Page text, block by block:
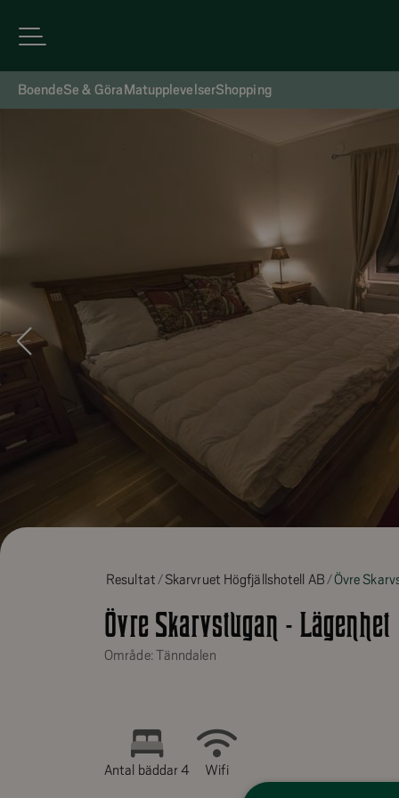
BoendeSe & GöraMatupplevelserShopping
Resultat Skarvruet Högfjällshotell AB Övre
Övre Skarvstugan - Lägenhet
Område: Tänndalen
Antal bäddar 4 Wifi